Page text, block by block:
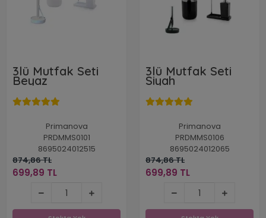
3lü Mutfak Seti
Beyaz
Primanova
PRDMMS0101
8695024012515
874,86 TL
699,89 TL
3lü Mutfak Seti
Siyah
Primanova
PRDMMS0106
8695024012065
874,86 TL
699,89 TL